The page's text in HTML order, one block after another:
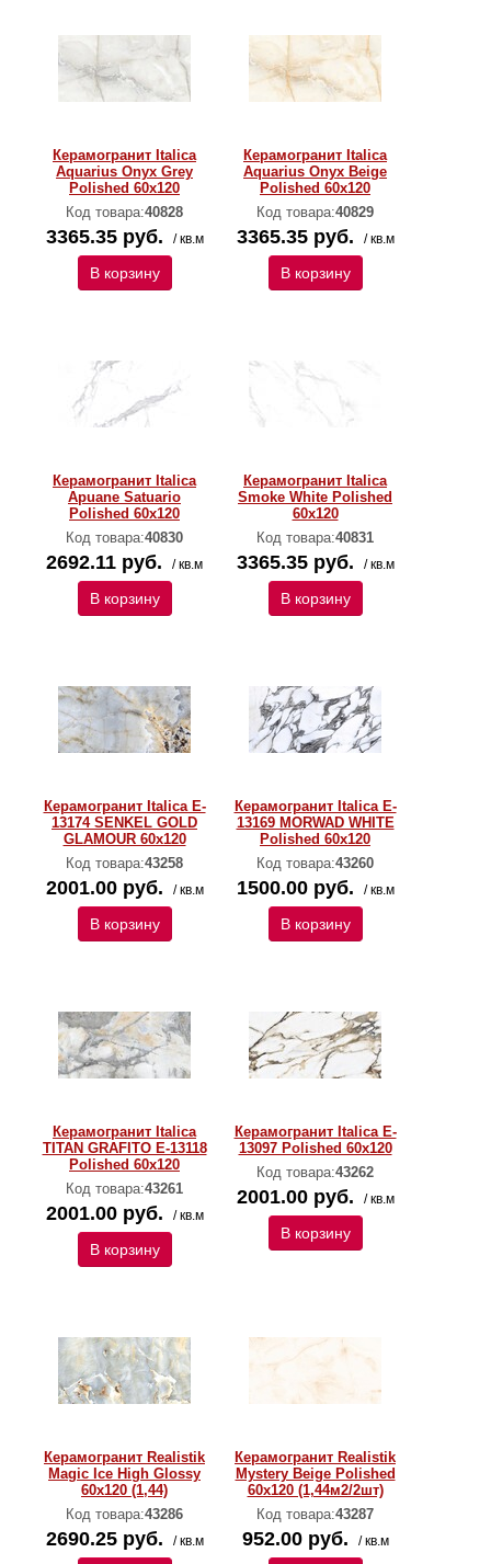
Керамогранит Italica
Aquarius Onyx Grey
Polished 60х120
Код товара:40828
3365.35 руб. / кв.м
В корзину
Керамогранит Italica
Aquarius Onyx Beige
Polished 60х120
Код товара:40829
3365.35 руб. / кв.м
В корзину
Керамогранит Italica
Apuane Satuario
Polished 60х120
Код товара:40830
2692.11 руб. / кв.м
В корзину
Керамогранит Italica
Smoke White Polished
60х120
Код товара:40831
3365.35 руб. / кв.м
В корзину
Керамогранит Italica E-
13174 SENKEL GOLD
GLAMOUR 60х120
Код товара:43258
2001.00 руб. / кв.м
В корзину
Керамогранит Italica E-
13169 MORWAD WHITE
Polished 60х120
Код товара:43260
1500.00 руб. / кв.м
В корзину
Керамогранит Italica
TITAN GRAFITO E-13118
Polished 60х120
Код товара:43261
2001.00 руб. / кв.м
В корзину
Керамогранит Italica E-
13097 Polished 60х120
Код товара:43262
2001.00 руб. / кв.м
В корзину
Керамогранит Realistik
Magic Ice High Glossy
60х120 (1,44)
Код товара:43286
2690.25 руб. / кв.м
Керамогранит Realistik
Mystery Beige Polished
60х120 (1,44м2/2шт)
Код товара:43287
952.00 руб. / кв.м